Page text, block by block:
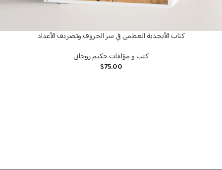
كتاب الأبجدية العظمى في سر الحروف وتصريف الأعداد
كتب و مؤلفات حكيم روحانى
$75.00